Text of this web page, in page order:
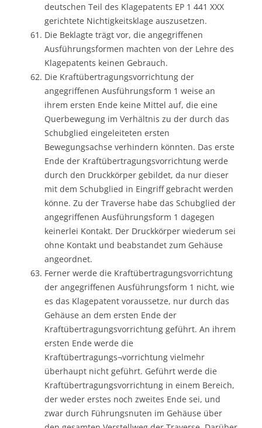
deutschen Teil des Klagepatents EP 1 441 XXX
gerichtete Nichtigkeitsklage auszusetzen.
Die Beklagte trägt vor, die angegriffenen
Ausführungsformen machten von der Lehre des
Klagepatents keinen Gebrauch.
Die Kraftübertragungsvorrichtung der
angegriffenen Ausführungsform 1 weise an
ihrem ersten Ende keine Mittel auf, die eine
Querbewegung im Verhältnis zu der durch das
Schubglied eingeleiteten ersten
Bewegungsachse verhindern könnten. Das erste
Ende der Kraftübertragungsvorrichtung werde
durch den Druckkörper gebildet, da nur dieser
mit dem Schubglied in Eingriff gebracht werden
könne. Zu der Traverse habe das Schubglied der
angegriffenen Ausführungsform 1 dagegen
keinerlei Kontakt. Der Druckkörper wiederum sei
ohne Kontakt und beabstandet zum Gehäuse
angeordnet.
Ferner werde die Kraftübertragungsvorrichtung
der angegriffenen Ausführungsform 1 nicht, wie
es das Klagepatent voraussetze, nur durch das
Gehäuse an dem ersten Ende der
Kraftübertragungsvorrichtung geführt. An ihrem
ersten Ende werde die
Kraftübertragungs¬vorrichtung vielmehr
überhaupt nicht geführt. Geführt werde die
Kraftübertragungsvorrichtung in einem Bereich,
der weder erstes noch zweites Ende sei, und
zwar durch Führungsnuten im Gehäuse über